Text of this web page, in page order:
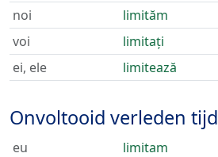
noi
limităm
voi
limitați
ei, ele
limitează
Onvoltooid verleden tijd
eu
limitam